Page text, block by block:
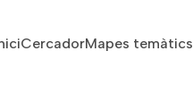
principal
CercadorMapes temàtics